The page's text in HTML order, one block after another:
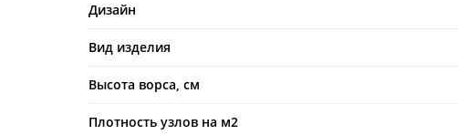
Дизайн
Вид изделия
Высота ворса, см
Плотность узлов на м2